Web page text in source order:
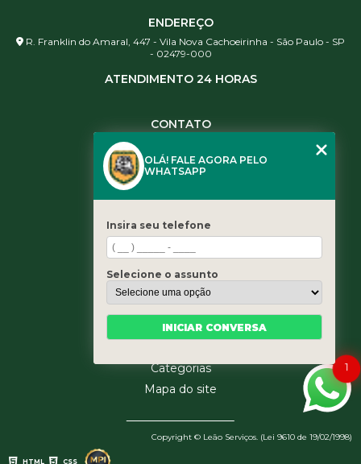
ENDEREÇO
R. Franklin do Amaral, 447 - Vila Nova Cachoeirinha - São Paulo - SP
- 02479-000
ATENDIMENTO 24 HORAS
CONTATO
(11) 3461-5871
contato@leaoservicos.com.br
Home
Quem somos
Serviços
Blog
Categorias
Mapa do site
Copyright © Leão Serviços. (Lei 9610 de 19/02/1998)
HTML CSS
1
OLÁ! FALE AGORA PELO
WHATSAPP
Insira seu telefone
Selecione o assunto
INICIAR CONVERSA